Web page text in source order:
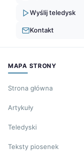
Wyślij teledysk
Kontakt
MAPA STRONY
Strona główna
Artykuły
Teledyski
Teksty piosenek